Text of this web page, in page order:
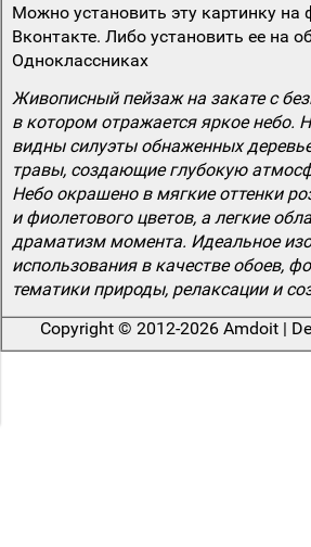
Можно установить эту картинку на
Вконтакте. Либо установить ее на
Одноклассниках
Живописный пейзаж на закате с
в котором отражается яркое небо.
видны силуэты обнаженных
травы, создающие глубокую
Небо окрашено в мягкие оттенки
и фиолетового цветов, а легкие
драматизм момента. Идеальное
использования в качестве обоев,
тематики природы, релаксации и
Copyright © 2012-2026 Amdoit |